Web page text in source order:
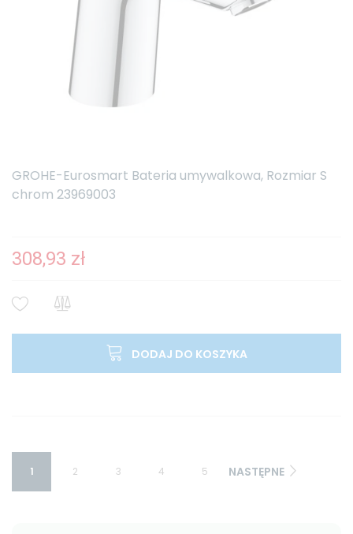
GROHE-Eurosmart Bateria umywalkowa, Rozmiar S
chrom 23969003
308,93 zł
DODAJ DO KOSZYKA
1 2 3 4 5 NASTĘPNE